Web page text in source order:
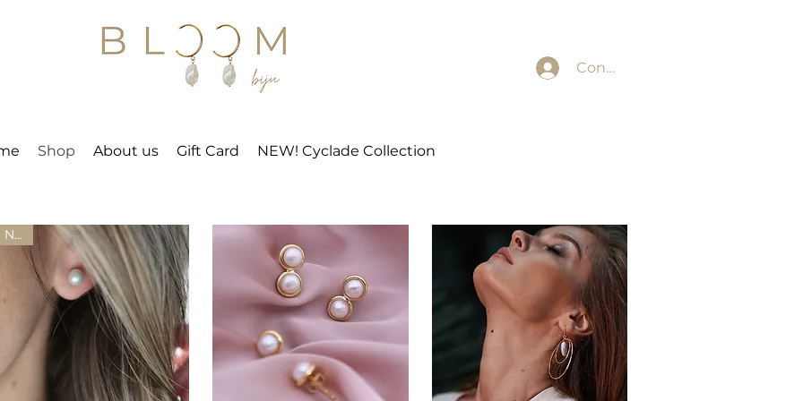
Conectează-te
Shop About us Gift Card NEW! Cyclade Collection
New